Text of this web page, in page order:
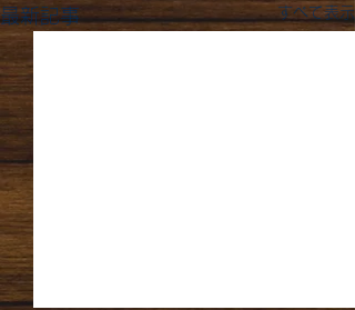
最新記事 すべて表示